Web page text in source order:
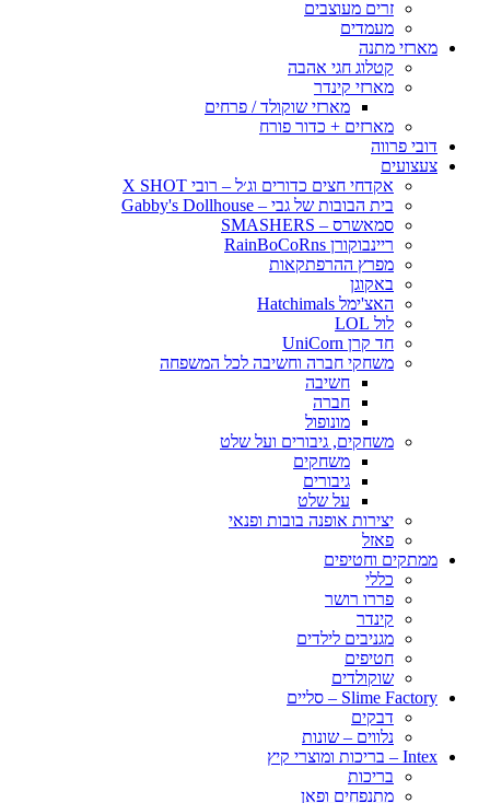
זרים מעוצבים
מעמדים
מארזי מתנה
קטלוג חגי אהבה
מארזי קינדר
מארזי שוקולד / פרחים
מארזים + כדור פורח
דובי פרווה
צעצועים
אקדחי חצים כדורים וג׳ל – רובי X SHOT
בית הבובות של גבי – Gabby's Dollhouse
סמאשרס – SMASHERS
ריינבוקורן RainBoCoRns
מפרץ ההרפתקאות
באקוגן
האצ'ימל Hatchimals
לול LOL
חד קרן UniCorn
משחקי חברה וחשיבה לכל המשפחה
חשיבה
חברה
מונופול
משחקים, גיבורים ועל שלט
משחקים
גיבורים
על שלט
יצירות אופנה בובות ופנאי
פאזל
ממתקים וחטיפים
כללי
פררו רושר
קינדר
מגניבים לילדים
חטיפים
שוקולדים
Slime Factory – סליים
דבקים
נלווים – שונות
Intex – בריכות ומוצרי קיץ
בריכות
מתנפחים ופאן